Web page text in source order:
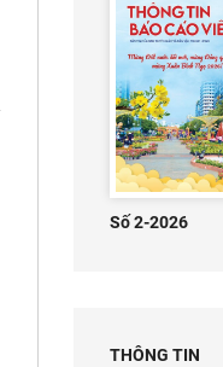
Số 2-2026
THÔNG TIN